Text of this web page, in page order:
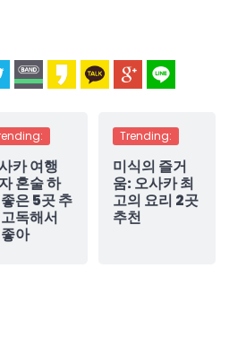
카 여행
혼술 하
은 5곳 추
독해서
아
Trending:
미식의 즐거
움: 오사카 최
고의 요리 2곳
추천